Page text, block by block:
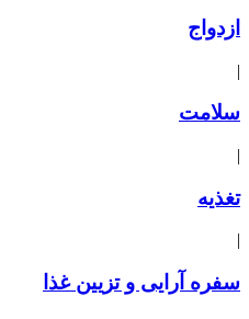
ازدواج
|
سلامت
|
تغذیه
|
سفره آرایی و تزیین غذا